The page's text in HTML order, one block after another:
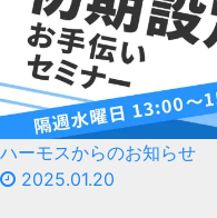
ハーモスからのお知らせ
2025.01.20